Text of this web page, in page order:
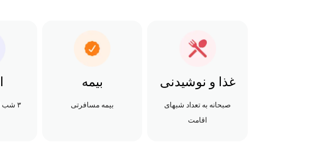
غذا و نوشیدنی
صبحانه به تعداد شبهای
اقامت
بیمه
بیمه مسافرتی